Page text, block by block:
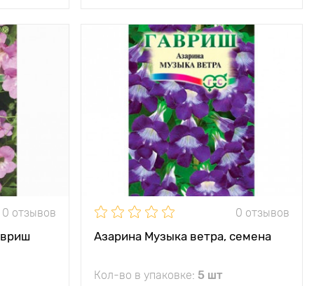
0 отзывов
цветов
- 350 см
40 x 50 см.
место
0 отзывов
Азарина Музыка ветра, семена
Кол-во в упаковке: 5 шт